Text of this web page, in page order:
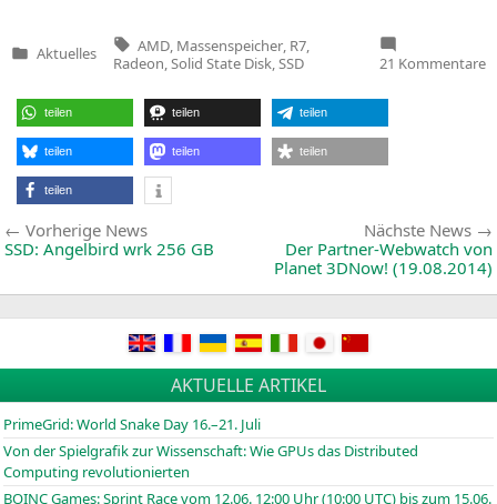
Veröffentlicht
Aktuelles
Tags:
AMD Massenspeicher R7
Radeon Solid State Disk, SSD 21 Kommentare
teilen teilen teilen
teilen teilen teilen
teilen
Beitragsnavigation
Vorherige NewsVorherige
News:
SSD: Angelbird wrk 256 GB
Nächste News
Der Partner-Webwatch von
Planet 3DNow! (19.08.2014)
AKTUELLE ARTIKEL
PrimeGrid: World Snake Day 16.–21. Juli
Von der Spielgrafik zur Wissenschaft: Wie GPUs das Distributed
Computing revolutionierten
BOINCGames: Sprint Race vom 12.06. 12:00 Uhr (10:00 UTC) bis zum 15.06.